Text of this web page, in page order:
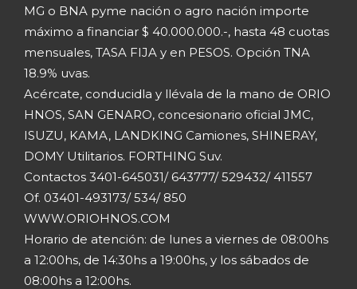
MG o BNA pyme nación o agro nación importe
máximo a financiar $ 40.000.000.-, hasta 48 cuotas
mensuales, TASA FIJA y en PESOS. Opción TNA
18.9% uvas.
Acércate, conducidla y llévala de la mano de ORIO
HNOS, SAN GENARO, concesionario oficial JMC,
ISUZU, KAMA, LANDKING Camiones, SHINERAY,
DOMY Utilitarios. FORTHING Suv.
Contactos 3401-645031/ 643777/ 529432/ 411557
Of. 03401-493173/ 534/ 850
WWW.ORIOHNOS.COM
Horario de atención: de lunes a viernes de 08:00hs
a 12:00hs, de 14:30hs a 19:00hs, y los sábados de
08:00hs a 12:00hs.